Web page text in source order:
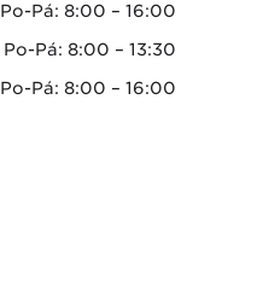
Po-Pá: 8:00 – 16:00
Po-Pá: 8:00 – 13:30
Po-Pá: 8:00 – 16:00